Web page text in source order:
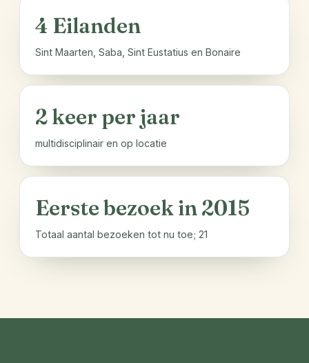
4 Eilanden
Sint Maarten, Saba, Sint Eustatius en Bonaire
2 keer per jaar
multidisciplinair en op locatie
Eerste bezoek in 2015
Totaal aantal bezoeken tot nu toe; 21